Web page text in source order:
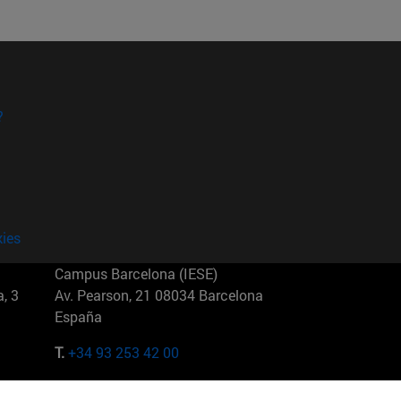
3
Campus Barcelona (IESE)
Av. Pearson, 21 08034 Barcelona
España
T.+34 93 253 42 00